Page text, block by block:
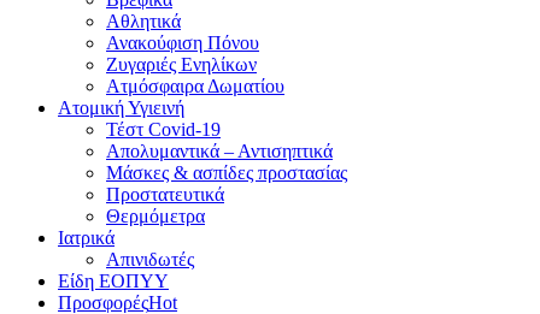
Αθλητικά
Ανακούφιση Πόνου
Ζυγαριές Ενηλίκων
Ατμόσφαιρα Δωματίου
Ατομική Υγιεινή
Τέστ Covid-19
Απολυμαντικά – Αντισηπτικά
Μάσκες & ασπίδες προστασίας
Προστατευτικά
Θερμόμετρα
Ιατρικά
Απινιδωτές
Είδη ΕΟΠΥΥ
ΠροσφορέςHot